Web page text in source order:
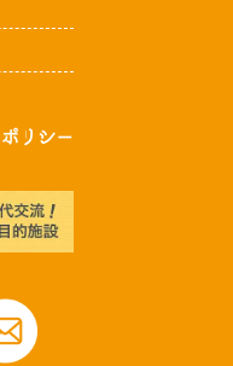
リシー